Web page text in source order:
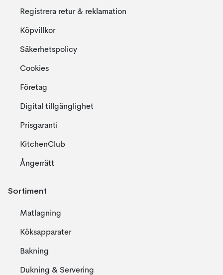
Registrera retur & reklamation
Köpvillkor
Säkerhetspolicy
Cookies
Företag
Digital tillgänglighet
Prisgaranti
KitchenClub
Ångerrätt
Sortiment
Matlagning
Köksapparater
Bakning
Dukning & Servering